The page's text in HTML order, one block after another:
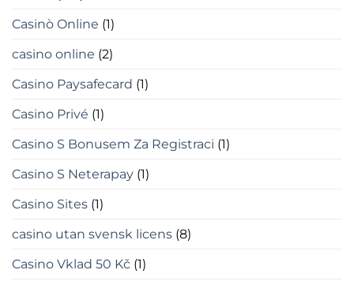
Casinò Online (1)
casino online (2)
Casino Paysafecard (1)
Casino Privé (1)
Casino S Bonusem Za Registraci (1)
Casino S Neterapay (1)
Casino Sites (1)
casino utan svensk licens (8)
Casino Vklad 50 Kč (1)